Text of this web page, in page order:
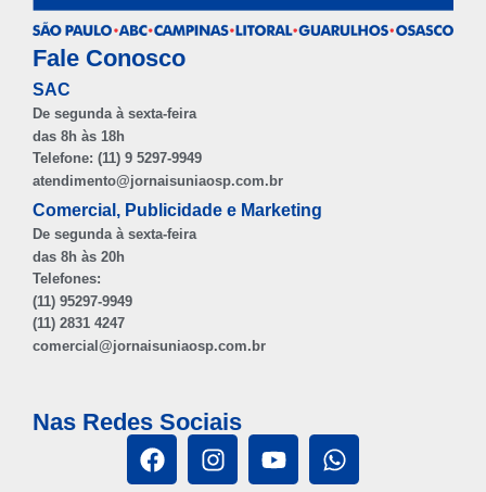
Fale Conosco
SAC
De segunda à sexta-feira
das 8h às 18h
Telefone: (11) 9 5297-9949
atendimento@jornaisuniaosp.com.br
Comercial, Publicidade e Marketing
De segunda à sexta-feira
das 8h às 20h
Telefones:
(11) 95297-9949
(11) 2831 4247
comercial@jornaisuniaosp.com.br
Nas Redes Sociais